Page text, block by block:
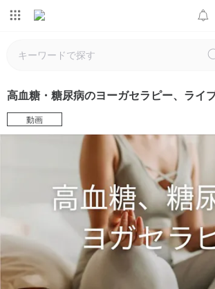
高血糖・糖尿病のヨーガセラピー、ライ
動画